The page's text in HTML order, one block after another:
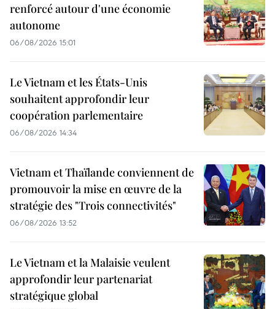
renforcé autour d'une économie
autonome
06/08/2026 15:01
Le Vietnam et les États-Unis
souhaitent approfondir leur
coopération parlementaire
06/08/2026 14:34
Vietnam et Thaïlande conviennent de
promouvoir la mise en œuvre de la
stratégie des "Trois connectivités"
06/08/2026 13:52
Le Vietnam et la Malaisie veulent
approfondir leur partenariat
stratégique global